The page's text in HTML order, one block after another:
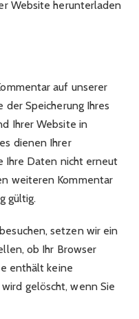
Website herunterladen
auf unserer
der Speicherung Ihres
Ihrer Website in
dienen Ihrer
Ihre Daten nicht erneut
weiteren Kommentar
gültig.
setzen wir ein
ob Ihr Browser
enthält keine
gelöscht, wenn Sie